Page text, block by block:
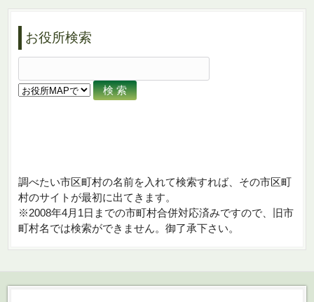
お役所検索
調べたい市区町村の名前を入れて検索すれば、その市区町
村のサイトが最初に出てきます。
※2008年4月1日までの市町村合併対応済みですので、旧市
町村名では検索ができません。御了承下さい。